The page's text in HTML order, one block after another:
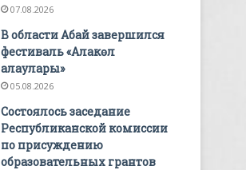
07.08.2026
В области Абай завершился
фестиваль «Алакөл
алаулары»
05.08.2026
Состоялось заседание
Республиканской комиссии
по присуждению
образовательных грантов